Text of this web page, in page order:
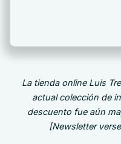
La tienda online Luis
actual colección de
descuento fue aún
[Newsletter